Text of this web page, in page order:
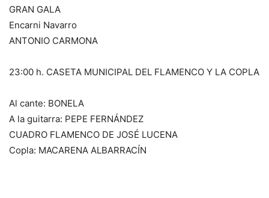
GRAN GALA
Encarni Navarro
ANTONIO CARMONA
23:00 h. CASETA MUNICIPAL DEL FLAMENCO Y LA COPLA
Al cante: BONELA
A la guitarra: PEPE FERNÁNDEZ
CUADRO FLAMENCO DE JOSÉ LUCENA
Copla: MACARENA ALBARRACÍN